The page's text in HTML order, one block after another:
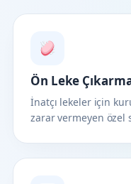
Ön Leke
İnatçı lekeler için
zarar vermeyen özel